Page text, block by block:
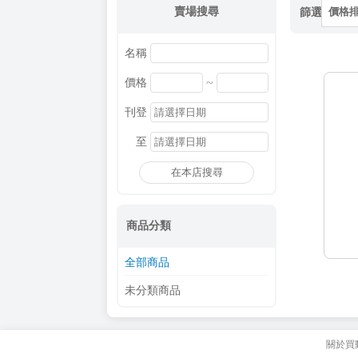
賣場搜尋
名稱
價格 ~
刊登
至
在本店搜尋
商品分類
全部商品
未分類商品
篩選 價格
關於買